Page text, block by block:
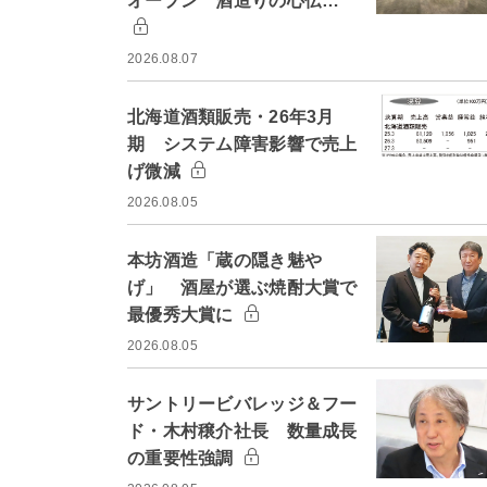
2026.08.07
北海道酒類販売・26年3月
期 システム障害影響で売上
げ微減
2026.08.05
本坊酒造「蔵の隠き魅や
げ」 酒屋が選ぶ焼酎大賞で
最優秀大賞に
2026.08.05
サントリービバレッジ＆フー
ド・木村穣介社長 数量成長
の重要性強調